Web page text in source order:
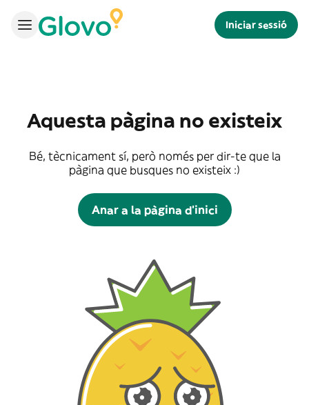
Iniciar sessió
Aquesta pàgina no existeix
Bé, tècnicament sí, però només per dir-te que la
pàgina que busques no existeix :)
Anar a la pàgina d'inici